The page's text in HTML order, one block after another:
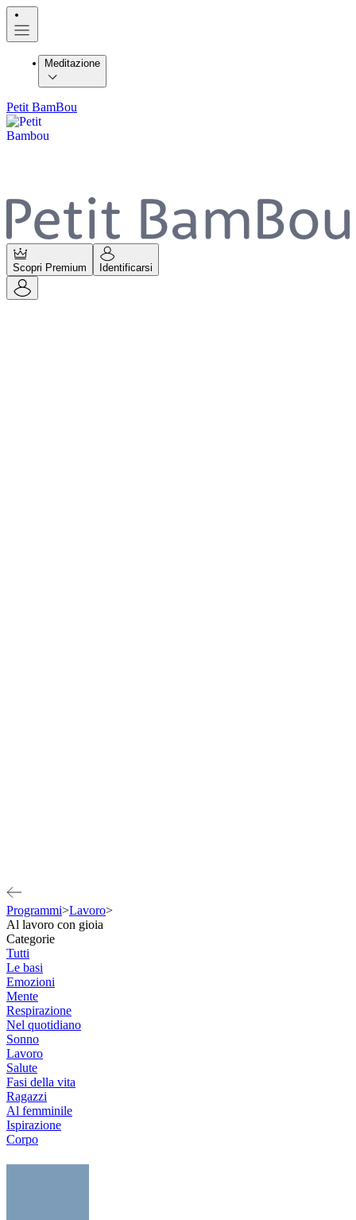
Meditazione
Petit BamBou
Scopri Premium Identificarsi
Programmi>Lavoro>
Al lavoro con gioia
Categorie
Tutti
Le basi
Emozioni
Mente
Respirazione
Nel quotidiano
Sonno
Lavoro
Salute
Fasi della vita
Ragazzi
Al femminile
Ispirazione
Corpo